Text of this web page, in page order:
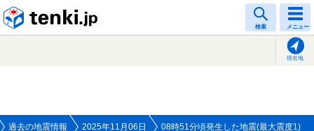
検索 メニュー
現在地
過去の地震情報 2025年11月06日 08時51分頃発生した地震(最大震度1)